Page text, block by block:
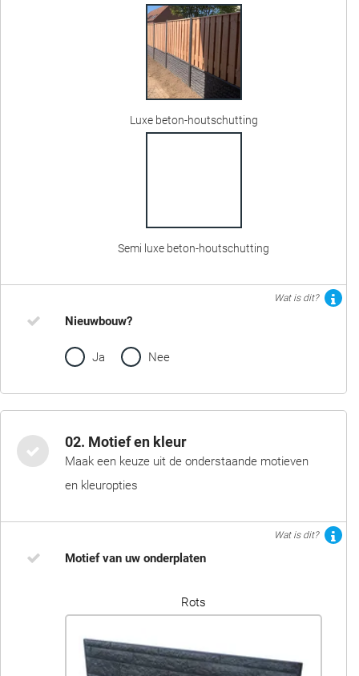
Luxe beton-houtschutting
Semi luxe beton-houtschutting
Wat is dit?
Nieuwbouw?
Ja Nee
02. Motief en kleur
Maak een keuze uit de onderstaande motieven
en kleuropties
Wat is dit?
Motief van uw onderplaten
Rots